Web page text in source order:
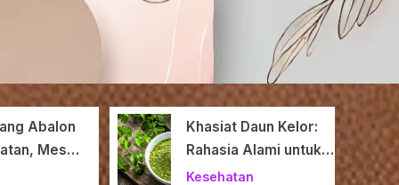
Abalon
Meski
Khasiat Daun Kelor:
Rahasia Alami untuk
Tubuh Sehat
Kesehatan